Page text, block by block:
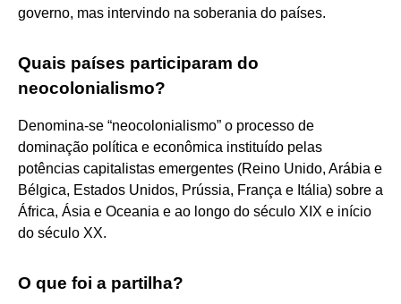
governo, mas intervindo na soberania do países.
Quais países participaram do
neocolonialismo?
Denomina-se “neocolonialismo” o processo de
dominação política e econômica instituído pelas
potências capitalistas emergentes (Reino Unido, Arábia e
Bélgica, Estados Unidos, Prússia, França e Itália) sobre a
África, Ásia e Oceania e ao longo do século XIX e início
do século XX.
O que foi a partilha?